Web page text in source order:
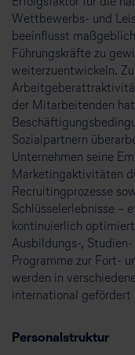
Wettbewerbs- und
beeinflusst
Führungskräfte zu
weiterzuentwickeln.
der Mitarbeitenden
Sozialpartnern
Unternehmen seine
Marketingaktivitäten
Recruitingprozesse
Schlüsselerlebnisse –
kontinuierlich
Ausbildungs-,
Programme zur Fort-
werden in
international
Personalstruktur